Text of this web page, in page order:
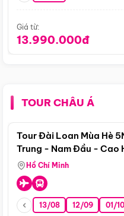
Giá từ:
13.990.000đ
TOUR CHÂU Á
Tour Đài Loan Mùa Hè
Trung - Nam Đầu - Cao
Hồ Chí Minh
13/08 12/09 01/10